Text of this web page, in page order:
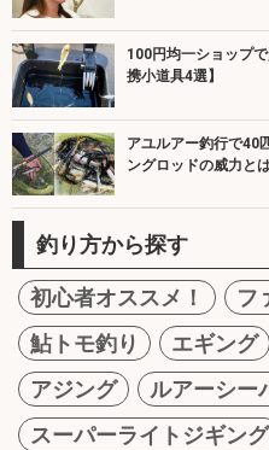
100円均一ショップ
携小道具4選】
アユルアー釣行で40
ングロッドの威力と
釣り方から探す
初心者オススメ！
フ
鮎トモ釣り
エギング
アジング
ルアーシー
スーパーライトジギング